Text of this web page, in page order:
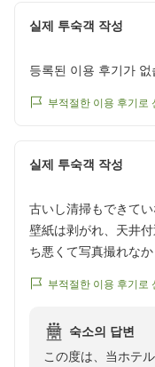
실제 투숙객 작성
등록된 이용 후기가 없
부적절한 이용 후기로
실제 투숙객 작성
古いし清掃もできて
壁紙は剥がれ、天井
ち悪くて写真撮れな
せっかくの旅行なの
皆さんが高評価して
ただ,景色と立地だけ
부적절한 이용 후기로
숙소의 답변
この度は、当ホテ